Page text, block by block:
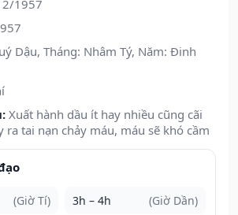
1957
Dậu, Tháng: Nhâm Tý, Năm: Đinh
Xuất hành dầu ít hay nhiều cũng cãi
ra tai nạn chảy máu, máu sẽ khó cầm
(Giờ Tí) 3h – 4h (Giờ Dần)